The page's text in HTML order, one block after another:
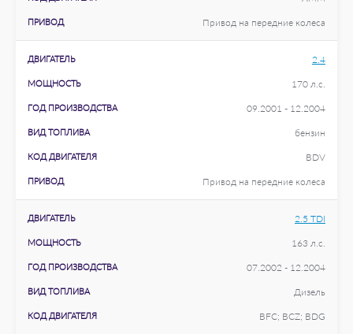
ПРИВОД Привод на передние колеса
ДВИГАТЕЛЬ 2.4
МОЩНОСТЬ 170 л.с.
ГОД ПРОИЗВОДСТВА 09.2001 - 12.2004
ВИД ТОПЛИВА бензин
КОД ДВИГАТЕЛЯ BDV
ПРИВОД Привод на передние колеса
ДВИГАТЕЛЬ 2.5 TDI
МОЩНОСТЬ 163 л.с.
ГОД ПРОИЗВОДСТВА 07.2002 - 12.2004
ВИД ТОПЛИВА Дизель
КОД ДВИГАТЕЛЯ BFC; BCZ; BDG